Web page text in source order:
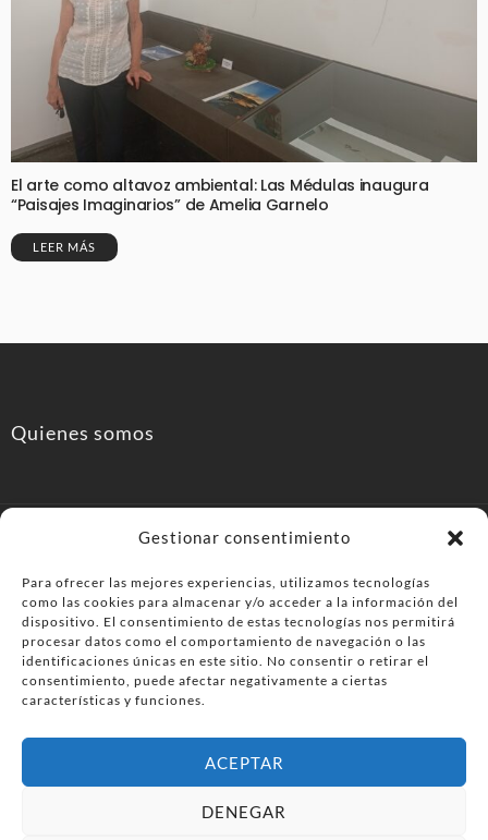
Gestionar consentimiento
Para ofrecer las mejores experiencias, utilizamos tecnologías
como las cookies para almacenar y/o acceder a la información del
dispositivo. El consentimiento de estas tecnologías nos permitirá
procesar datos como el comportamiento de navegación o las
identificaciones únicas en este sitio. No consentir o retirar el
consentimiento, puede afectar negativamente a ciertas
características y funciones.
ACEPTAR
DENEGAR
El arte como altavoz ambiental: Las Médulas inaugura
“Paisajes Imaginarios” de Amelia Garnelo
LEER MÁS
Quienes somos
PonferradaHoy.com
Agenda de eventos y planes en el Bierzo. información,
ocio, cultura y gastronomía en Ponferrada y la
© PonferradaHoy.com desde 2015 - | Magazine de ocio en la
comarca del Bierzo